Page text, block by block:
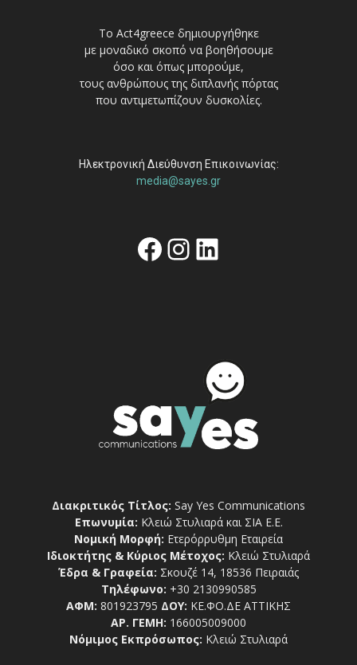
Το Act4greece δημιουργήθηκε
με μοναδικό σκοπό να βοηθήσουμε
όσο και όπως μπορούμε,
τους ανθρώπους της διπλανής πόρτας
που αντιμετωπίζουν δυσκολίες.
Ηλεκτρονική Διεύθυνση Επικοινωνίας:
media@sayes.gr
Facebook
Instagram
Linkedin
Διακριτικός Τίτλος: Say Yes Communications
Επωνυμία: Κλειώ Στυλιαρά και ΣΙΑ Ε.Ε.
Νομική Μορφή: Ετερόρρυθμη Εταιρεία
Ιδιοκτήτης & Κύριος Μέτοχος: Κλειώ Στυλιαρά
Έδρα & Γραφεία: Σκουζέ 14, 18536 Πειραιάς
Τηλέφωνο: +30 2130990585
ΑΦΜ: 801923795 ΔΟΥ: ΚΕ.ΦΟ.ΔΕ ΑΤΤΙΚΗΣ
ΑΡ. ΓΕΜΗ: 166005009000
Νόμιμος Εκπρόσωπος: Κλειώ Στυλιαρά